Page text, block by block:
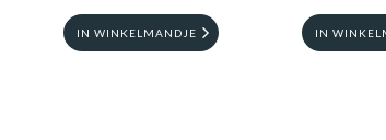
IN WINKELMANDJE IN